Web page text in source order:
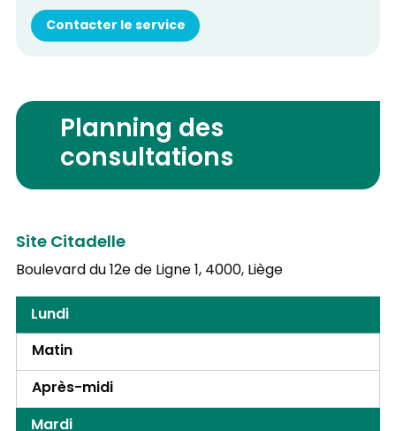
Contacter le service
Planning des
consultations
Site Citadelle
Boulevard du 12e de Ligne 1,4000, Liège
Lundi
Matin
Après-midi
Mardi